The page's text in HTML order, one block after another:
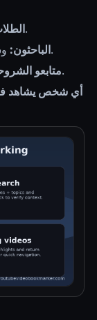
حفظ أهم نقاط المحاضرات والتعريفات.
الباحثون:وسم الاقتباسات والمراجع والحجج الأساسية.
متابعوحفظ الخطوات المهمة ونقاط الرجوع.
أي شخص يشاهد